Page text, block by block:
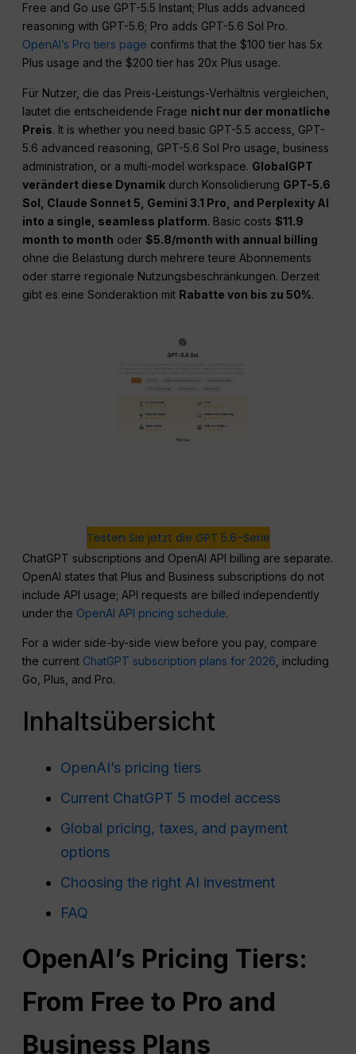
Free and Go use GPT-5.5 Instant; Plus adds advanced
reasoning with GPT-5.6; Pro adds GPT-5.6 Sol Pro.
OpenAI’s Pro tiers page confirms that the $100 tier has 5x
Plus usage and the $200 tier has 20x Plus usage.
Für Nutzer, die das Preis-Leistungs-Verhältnis vergleichen,
lautet die entscheidende Frage nicht nur der monatliche
Preis. It is whether you need basic GPT-5.5 access, GPT-
5.6 advanced reasoning, GPT-5.6 Sol Pro usage, business
administration, or a multi-model workspace. GlobalGPT
verändert diese Dynamik durch Konsolidierung GPT-5.6
Sol, Claude Sonnet 5, Gemini 3.1 Pro, and Perplexity AI
into a single, seamless platform. Basic costs$11.9
month to month oder$5.8/month with annual billing
ohne die Belastung durch mehrere teure Abonnements
oder starre regionale Nutzungsbeschränkungen. Derzeit
gibt es eine Sonderaktion mit Rabatte von bis zu 50%.
Testen Sie jetzt die GPT 5.6-Serie
ChatGPT subscriptions and OpenAI API billing are separate.
OpenAI states that Plus and Business subscriptions do not
include API usage; API requests are billed independently
under the OpenAI API pricing schedule.
For a wider side-by-side view before you pay, compare
the current ChatGPT subscription plans for 2026, including
Go, Plus, and Pro.
Inhaltsübersicht
OpenAI’s pricing tiers
Current ChatGPT 5 model access
Global pricing, taxes, and payment
options
Choosing the right AI investment
FAQ
OpenAI’s Pricing Tiers:
From Free to Pro and
Business Plans